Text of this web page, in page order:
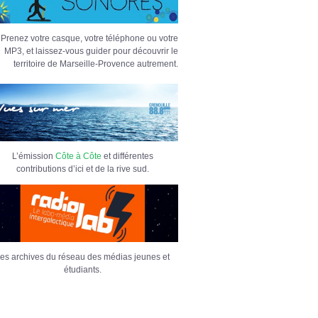
Prenez votre casque, votre téléphone ou votre
MP3, et laissez-vous guider pour découvrir le
territoire de Marseille-Provence autrement.
L’émission Côte à Côte et différentes
contributions d’ici et de la rive sud.
archives du réseau des médias jeunes et
étudiants.